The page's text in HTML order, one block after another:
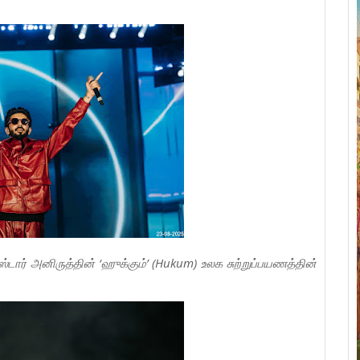
அனிருத்தின் ‘ஹுக்கும்’ (Hukum) உலக சுற்றுப்பயணத்தின்